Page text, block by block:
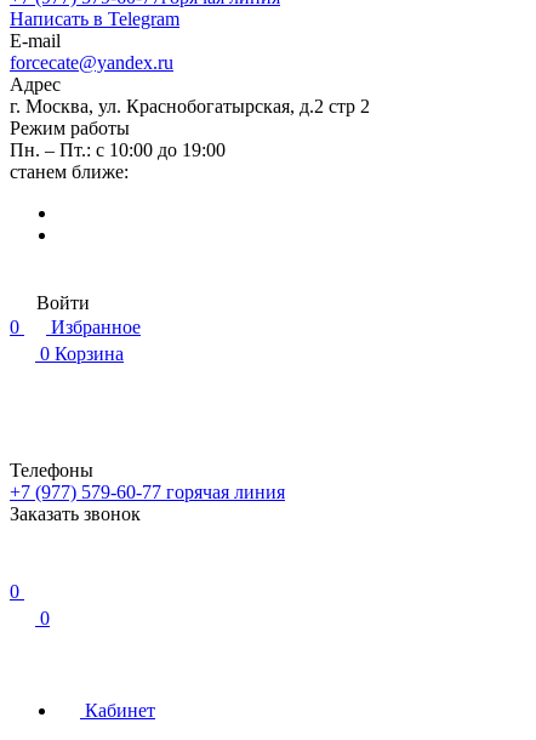
Написать в Telegram
E-mail
forcecate@yandex.ru
Адрес
г. Москва, ул. Краснобогатырская, д.2 стр 2
Режим работы
Пн. – Пт.: с 10:00 до 19:00
станем ближе:
Войти
0
Избранное
0 Корзина
Телефоны
+7 (977) 579-60-77 горячая линия
Заказать звонок
0
0
Кабинет